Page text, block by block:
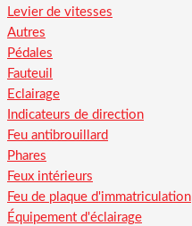
Levier de vitesses
Autres
Pédales
Fauteuil
Eclairage
Indicateurs de direction
Feu antibrouillard
Phares
Feux intérieurs
Feu de plaque d'immatriculation
Équipement d'éclairage